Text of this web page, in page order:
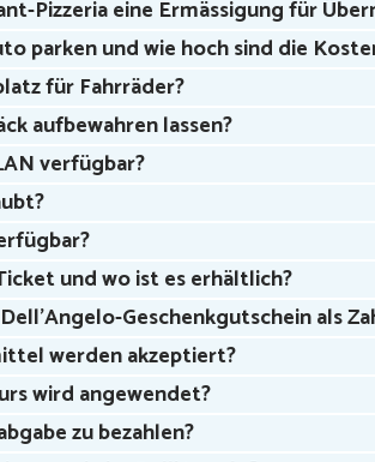
Pizzeria eine Ermässigung für
parken und wie hoch sind die
für Fahrräder?
aufbewahren lassen?
verfügbar?
und wo ist es erhältlich?
Geschenkgutschein als
werden akzeptiert?
wird angewendet?
zu bezahlen?